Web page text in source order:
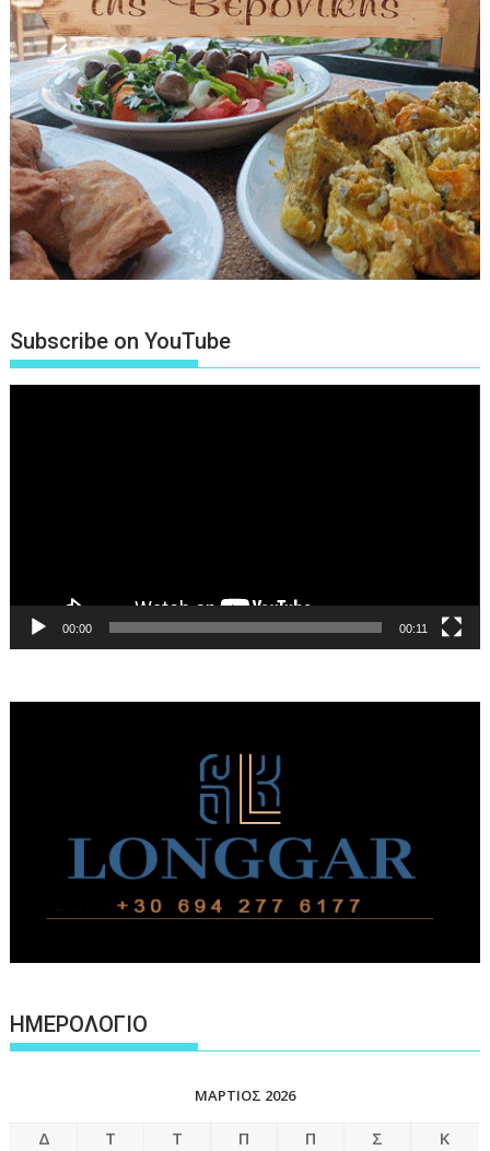
Subscribe on YouTube
00:00 00:11
ΗΜΕΡΟΛΟΓΙΟ
ΜΆΡΤΙΟΣ 2026
Δ Τ Τ Π Π Σ
Κ